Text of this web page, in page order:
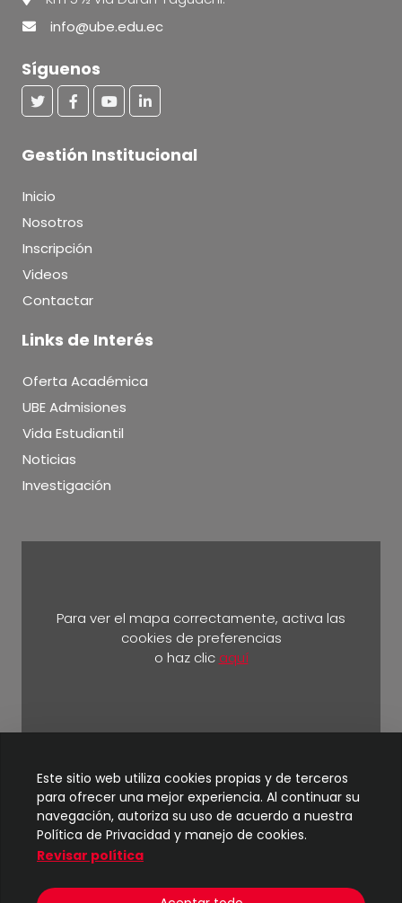
info@ube.edu.ec
Síguenos
Gestión Institucional
Inicio
Nosotros
Inscripción
Videos
Contactar
Links de Interés
Oferta Académica
UBE Admisiones
Vida Estudiantil
Noticias
Investigación
Para ver el mapa correctamente, activa las
cookies de preferencias
o haz clic aquí
Km 5 ½ vía Durán Yaguachi.
© 2024TIC - UBE| Todos los derechos reservados
Este sitio web utiliza cookies propias y de terceros
para ofrecer una mejor experiencia. Al continuar su
navegación, autoriza su uso de acuerdo a nuestra
Política de Privacidad y manejo de cookies.
Revisar política